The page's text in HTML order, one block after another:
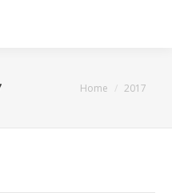
Je bent hier:
Home 2017